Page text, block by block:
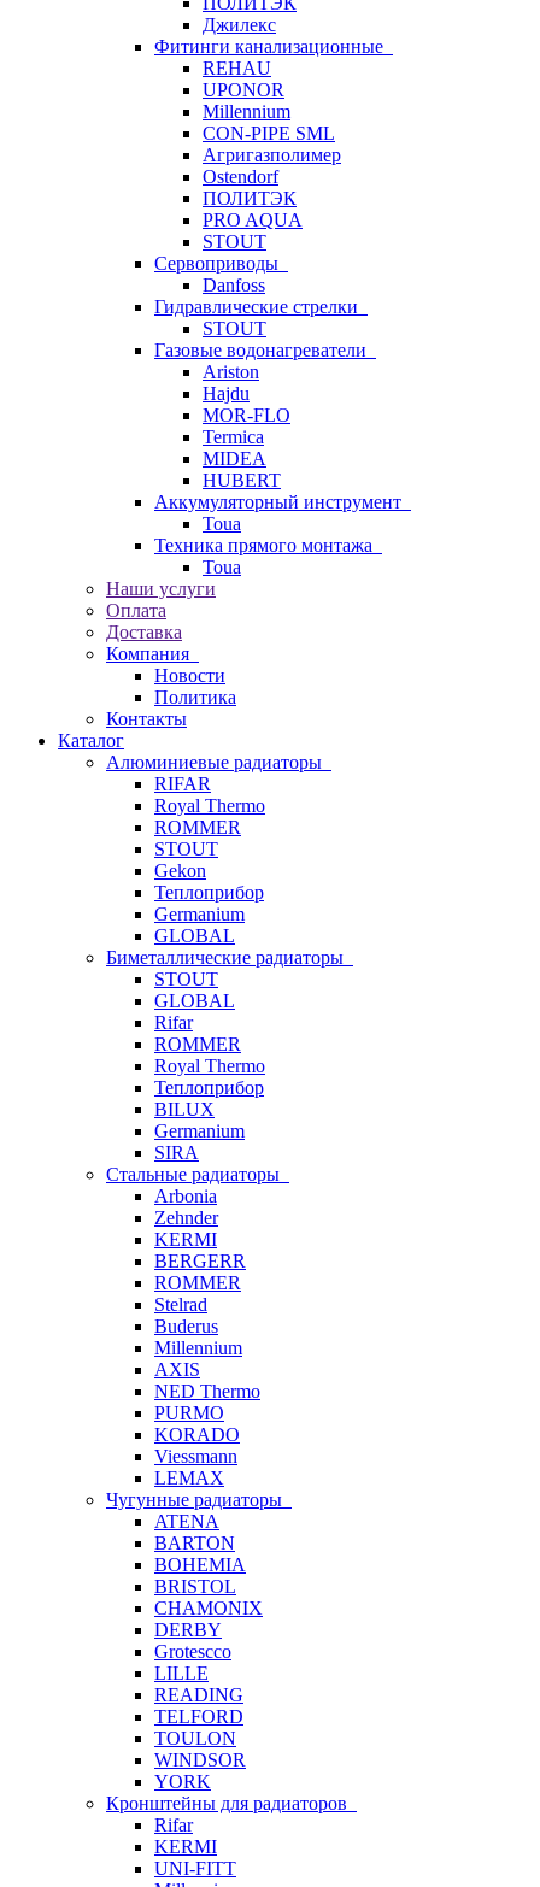
Джилекс
Фитинги канализационные
REHAU
UPONOR
Millennium
CON-PIPE SML
Агригазполимер
Ostendorf
ПОЛИТЭК
PRO AQUA
STOUT
Сервоприводы
Danfoss
Гидравлические стрелки
STOUT
Газовые водонагреватели
Ariston
Hajdu
MOR-FLO
Termica
MIDEA
HUBERT
Аккумуляторный инструмент
Toua
Техника прямого монтажа
Toua
Наши услуги
Оплата
Доставка
Компания
Новости
Политика
Контакты
Каталог
Алюминиевые радиаторы
RIFAR
Royal Thermo
ROMMER
STOUT
Gekon
Теплоприбор
Germanium
GLOBAL
Биметаллические радиаторы
STOUT
GLOBAL
Rifar
ROMMER
Royal Thermo
Теплоприбор
BILUX
Germanium
SIRA
Стальные радиаторы
Arbonia
Zehnder
KERMI
BERGERR
ROMMER
Stelrad
Buderus
Millennium
AXIS
NED Thermo
PURMO
KORADO
Viessmann
LEMAX
Чугунные радиаторы
ATENA
BARTON
BOHEMIA
BRISTOL
CHAMONIX
DERBY
Grotescco
LILLE
READING
TELFORD
TOULON
WINDSOR
YORK
Кронштейны для радиаторов
Rifar
KERMI
UNI-FITT